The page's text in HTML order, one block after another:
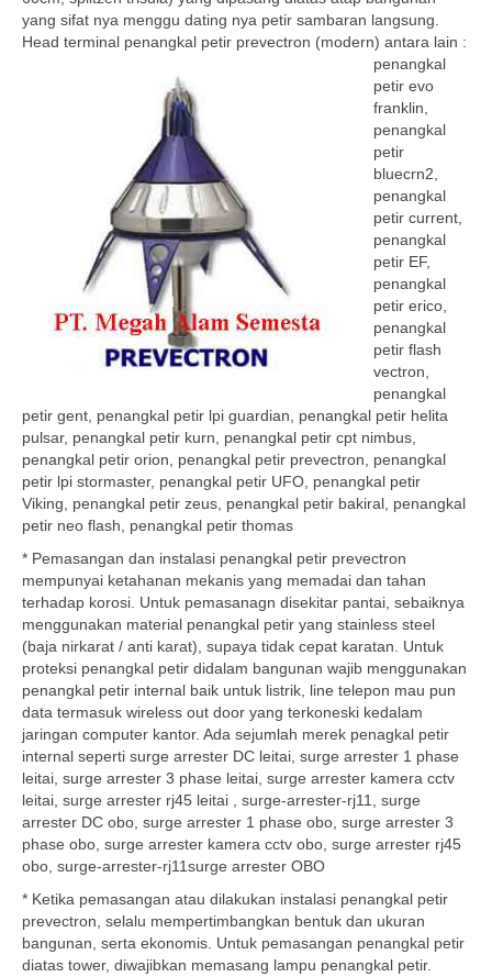
yang sifat nya menggu dating nya petir sambaran langsung.
Head terminal penangkal petir prevectron (modern) antara lain :
penangkal
petir evo
franklin,
penangkal
petir
bluecrn2,
penangkal
petir current,
penangkal
petir EF,
penangkal
petir erico,
penangkal
petir flash
vectron,
penangkal
petir gent, penangkal petir lpi guardian, penangkal petir helita
pulsar, penangkal petir kurn, penangkal petir cpt nimbus,
penangkal petir orion, penangkal petir prevectron, penangkal
petir lpi stormaster, penangkal petir UFO, penangkal petir
Viking, penangkal petir zeus, penangkal petir bakiral, penangkal
petir neo flash, penangkal petir thomas
* Pemasangan dan instalasi penangkal petir prevectron
mempunyai ketahanan mekanis yang memadai dan tahan
terhadap korosi. Untuk pemasanagn disekitar pantai, sebaiknya
menggunakan material penangkal petir yang stainless steel
(baja nirkarat / anti karat), supaya tidak cepat karatan. Untuk
proteksi penangkal petir didalam bangunan wajib menggunakan
penangkal petir internal baik untuk listrik, line telepon mau pun
data termasuk wireless out door yang terkoneski kedalam
jaringan computer kantor. Ada sejumlah merek penagkal petir
internal seperti surge arrester DC leitai, surge arrester 1 phase
leitai, surge arrester 3 phase leitai, surge arrester kamera cctv
leitai, surge arrester rj45 leitai , surge-arrester-rj11, surge
arrester DC obo, surge arrester 1 phase obo, surge arrester 3
phase obo, surge arrester kamera cctv obo, surge arrester rj45
obo, surge-arrester-rj11surge arrester OBO
* Ketika pemasangan atau dilakukan instalasi penangkal petir
prevectron, selalu mempertimbangkan bentuk dan ukuran
bangunan, serta ekonomis. Untuk pemasangan penangkal petir
diatas tower, diwajibkan memasang lampu penangkal petir.